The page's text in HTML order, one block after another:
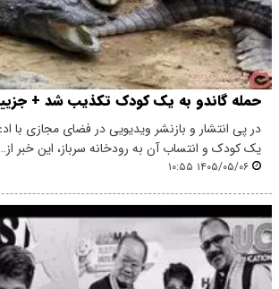
حمله گاندو به یک کودک تکذیب شد +
در پی انتشار و بازنشر ویدیویی در فضای مجازی با
یک کودک و انتساب آن به رودخانه سرباز، این خبر از…
۱۴۰۵/۰۵/۰۶ ۱۰:۵۵